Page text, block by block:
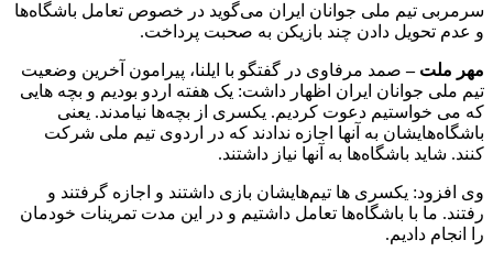
سرمربی تیم ملی جوانان ایران می‌گوید در خصوص تعامل باشگاه‌ها
و عدم تحویل دادن چند بازیکن به صحبت پرداخت.
مهر ملت –صمد مرفاوی در گفتگو با ایلنا، پیرامون آخرین وضعیت
تیم ملی جوانان ایران اظهار داشت: یک هفته اردو بودیم و بچه هایی
که می خواستیم دعوت کردیم. یکسری از بچه‌ها نیامدند. یعنی
باشگاه‌هایشان به آنها اجازه ندادند که در اردوی تیم ملی شرکت
کنند. شاید باشگاه‌ها به آنها نیاز داشتند.
وی افزود: یکسری ها تیم‌هایشان بازی داشتند و اجازه گرفتند و
رفتند. ما با باشگاه‌ها تعامل داشتیم و در این مدت تمرینات خودمان
را انجام دادیم.